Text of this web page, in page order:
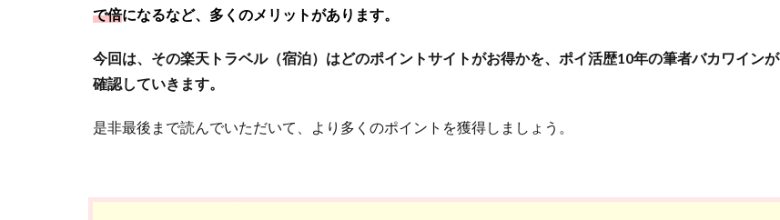
で倍になるなど、多くのメリットがあります。
今回は、その楽天トラベル（宿泊）はどのポイントサイトがお得かを、ポイ活歴10年の筆者バカワインが
確認していきます。
是非最後まで読んでいただいて、より多くのポイントを獲得しましょう。